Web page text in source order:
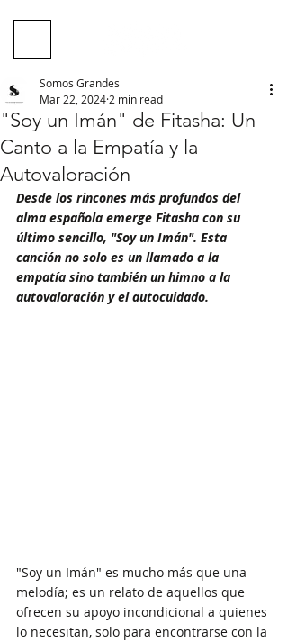
"Soy un Imán" de Fitasha: Un
Canto a la Empatía y la
Autovaloración
Somos Grandes
Mar 22, 2024 2 min read
Desde los rincones más profundos del
alma española emerge Fitasha con su
último sencillo, "Soy un Imán". Esta
canción no solo es un llamado a la
empatía sino también un himno a la
autovaloración y el autocuidado.
"Soy un Imán" es mucho más que una
melodía; es un relato de aquellos que
ofrecen su apoyo incondicional a quienes
lo necesitan, solo para encontrarse con la